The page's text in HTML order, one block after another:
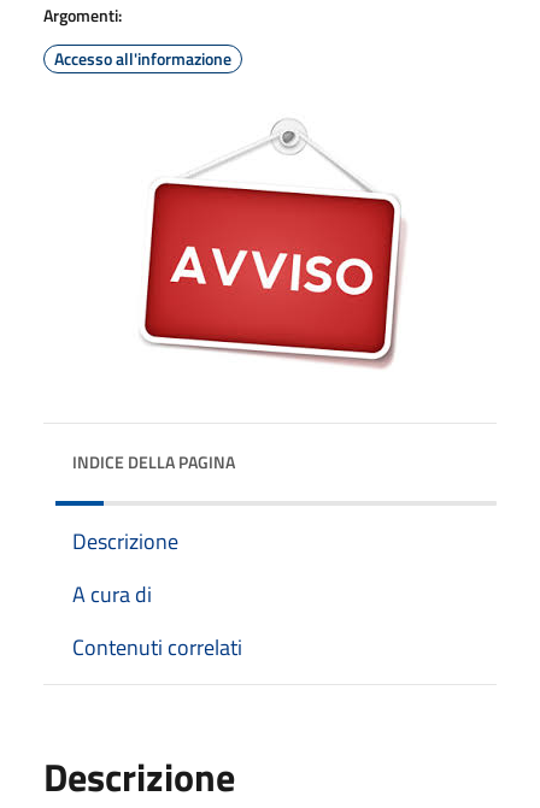
Argomenti:
Accesso all'informazione
INDICE DELLA PAGINA
Descrizione
A cura di
Contenuti correlati
Descrizione